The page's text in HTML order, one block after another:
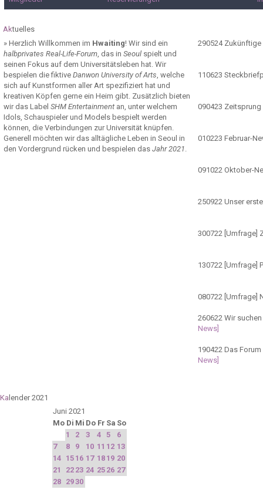
Aktuelles
» Herzlich Willkommen im Hwaiting! Wir sind ein
halbprivates Real-Life-Forum, das in Seoul spielt und
seinen Fokus auf dem Universitätsleben hat. Wir
bespielen die fiktive Danwon University of Arts, welche
sich auf Kunstformen aller Art spezifiziert hat und
kreativen Köpfen gerne ein Heim gibt. Zusätzlich bieten
wir das Label SHM Entertainment an, unter welchem
Idols, Schauspieler und Models bespielt werden
können, die Verbindungen zur Universität knüpfen.
Generell möchten wir das alltägliche Leben in Seoul in
den Vordergrund rücken und bespielen das Jahr 2021.
290524Zukünftige
110623
090423
010223 Februar-
091022 Oktober-
250922 Unser
300722 [Umfrage]
130722 [Umfrage]
080722 [Umfrage]
260622 Wir
News]
190422 Das
News]
Ka lender 2021
Juni 2021
Mo Di Mi Do Fr Sa So
1
2 3 4 5
6
7
8 9 10 11 12 13
14 15 16 17 18 19 20
21
22 23 24 25 26 27
28 2930